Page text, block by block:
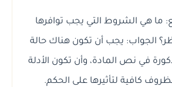
ما هي الشروط التي يجب توافرها
الجواب: يجب أن تكون هناك حالة
في نص المادة، وأن تكون الأدلة
كافية لتأثيرها على الحكم.